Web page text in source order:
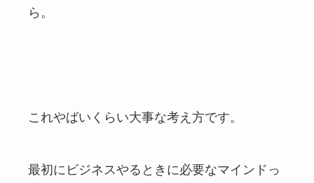
ら。
これやばいくらい大事な考え方です。
最初にビジネスやるときに必要なマインドっ